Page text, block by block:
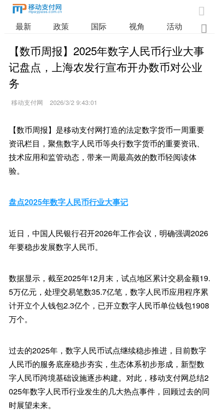

最新 政策 国际 视角 活动 业

【数币周报】2025年数字人民币行业大事
记盘点，上海农发行宣布开办数币对公业
务
移动支付网 2026/3/2 9:43:01
【数币周报】是移动支付网打造的法定数字货币一周重要
资讯栏目，聚焦数字人民币等央行数字货币的重要资讯、
技术应用和监管动态，带来一周最高效的数币轻阅读体
验。
盘点2025年数字人民币行业大事记
近日，中国人民银行召开2026年工作会议，明确强调2026
年要稳步发展数字人民币。
数据显示，截至2025年12月末，试点地区累计交易金额19.
5万亿元，处理交易笔数35.7亿笔，数字人民币应用程序累
计开立个人钱包2.3亿个，已开立数字人民币单位钱包1908
万个。
过去的2025年，数字人民币试点继续稳步推进，目前数字
人民币的服务底座稳步夯实，生态体系初步形成，新型数
字人民币跨境基础设施逐步构建。对此，移动支付网总结2
025年数字人民币行业发生的几大热点事件，回顾过去的同
时展望未来。